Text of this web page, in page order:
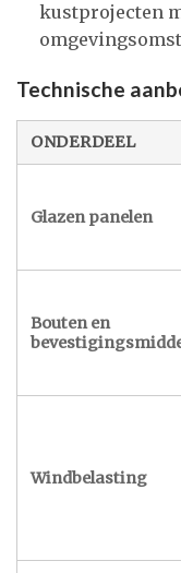
kustprojecten
Technische
ONDERDEEL
Glazen panelen
Bouten en
Windbelasting